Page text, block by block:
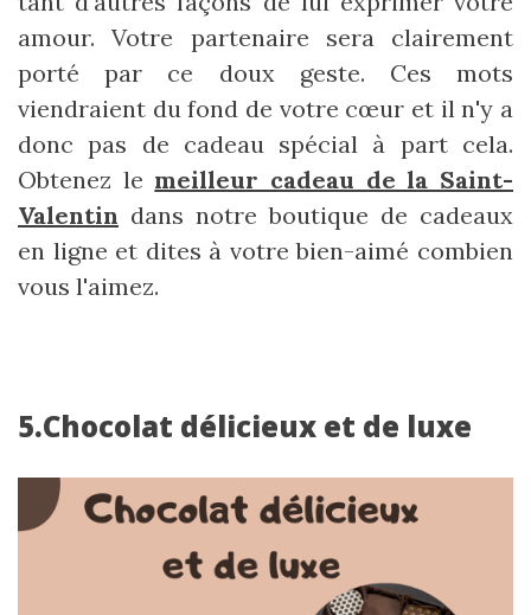
amour. Votre partenaire sera clairement
porté par ce doux geste. Ces mots
viendraient du fond de votre cœur et il n'y a
donc pas de cadeau spécial à part cela.
Obtenez le meilleur cadeau de la Saint-
Valentin dans notre boutique de cadeaux
en ligne et dites à votre bien-aimé combien
vous l'aimez.
5.Chocolat délicieux et de luxe